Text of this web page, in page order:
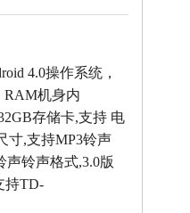
4.0操作系统，
RAM机身内
存储卡,支持 电
寸,支持MP3铃声
铃声格式,3.0版
持TD-